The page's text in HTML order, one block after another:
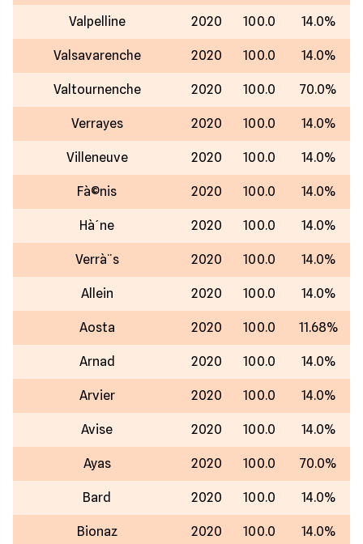
Valpelline 2020 100.0 14.0%
Valsavarenche 2020 100.0 14.0%
Valtournenche 2020 100.0 70.0%
Verrayes 2020 100.0 14.0%
Villeneuve 2020 100.0 14.0%
Fà©nis 2020 100.0 14.0%
Hà´ne 2020 100.0 14.0%
Verrà¨s 2020 100.0 14.0%
Allein 2020 100.0 14.0%
Aosta 2020 100.0 11.68%
Arnad 2020 100.0 14.0%
Arvier 2020 100.0 14.0%
Avise 2020 100.0 14.0%
Ayas 2020 100.0 70.0%
Bard 2020 100.0 14.0%
Bionaz 2020 100.0 14.0%